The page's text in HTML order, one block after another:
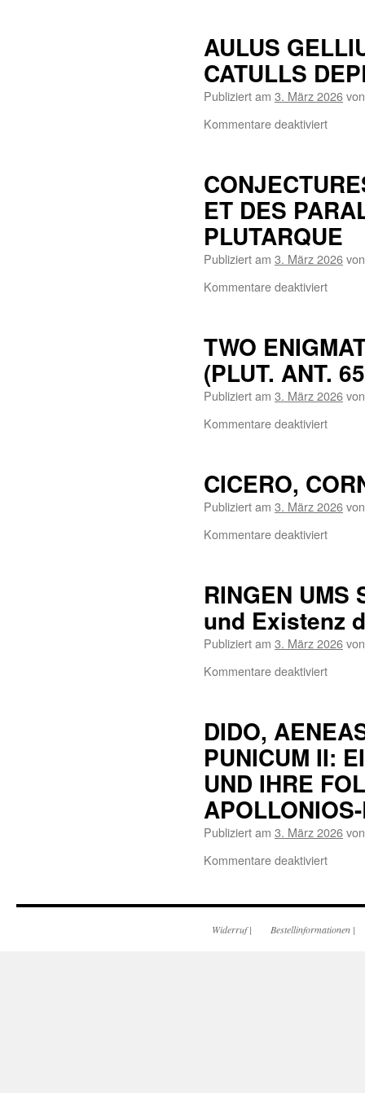
AULUS
CATULLS
Publiziert am 3. März 2026von
Kommentare deaktiviert
ET DES
PLUTARQUE
Publiziert am 3. März 2026von
Kommentare deaktiviert
TWO
(PLUT. ANT.
Publiziert am 3. März 2026von
Kommentare deaktiviert
CICERO,
Publiziert am 3. März 2026von
Kommentare deaktiviert
RINGEN
und Existenz
Publiziert am 3. März 2026von
Kommentare deaktiviert
DIDO,
PUNICUM II:
UND IHRE
Publiziert am 3. März 2026von
Kommentare deaktiviert
Widerruf| Bestellinformationen |